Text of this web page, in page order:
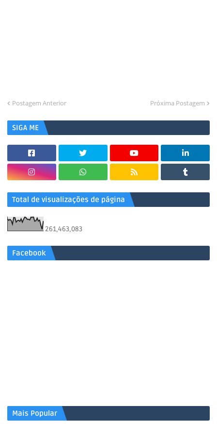
Postagem Anterior Próxima Postagem
SIGA ME
Total de visualizações de página
261,463,083
Facebook
Mais Popular